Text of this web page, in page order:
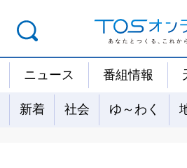
ニュース 番組情報
新着 社会 ゆ～わく